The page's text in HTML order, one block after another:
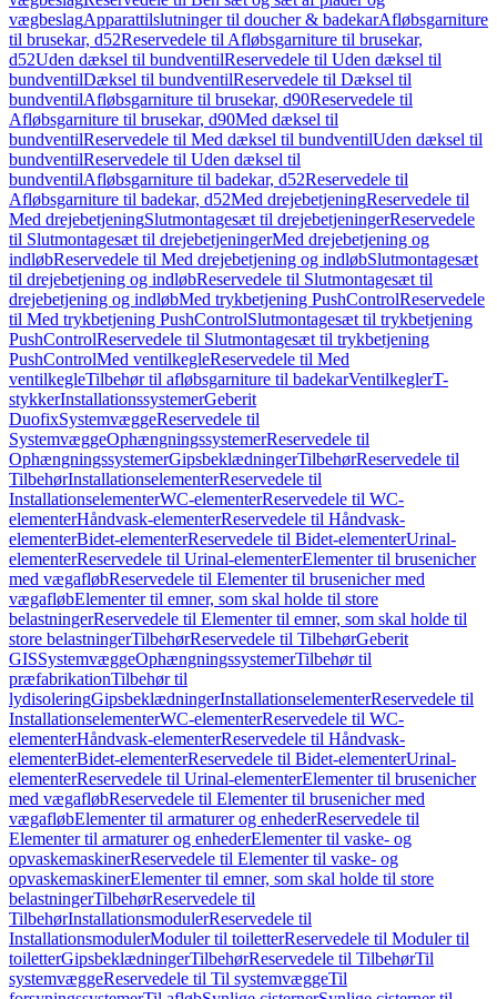
vægbeslagApparattilslutninger til doucher & badekarAfløbsgarniture
til brusekar, d52Reservedele til Afløbsgarniture til brusekar,
d52Uden dæksel til bundventilReservedele til Uden dæksel til
bundventilDæksel til bundventilReservedele til Dæksel til
bundventilAfløbsgarniture til brusekar, d90Reservedele til
Afløbsgarniture til brusekar, d90Med dæksel til
bundventilReservedele til Med dæksel til bundventilUden dæksel til
bundventilReservedele til Uden dæksel til
bundventilAfløbsgarniture til badekar, d52Reservedele til
Afløbsgarniture til badekar, d52Med drejebetjeningReservedele til
Med drejebetjeningSlutmontagesæt til drejebetjeningerReservedele
til Slutmontagesæt til drejebetjeningerMed drejebetjening og
indløbReservedele til Med drejebetjening og indløbSlutmontagesæt
til drejebetjening og indløbReservedele til Slutmontagesæt til
drejebetjening og indløbMed trykbetjening PushControlReservedele
til Med trykbetjening PushControlSlutmontagesæt til trykbetjening
PushControlReservedele til Slutmontagesæt til trykbetjening
PushControlMed ventilkegleReservedele til Med
ventilkegleTilbehør til afløbsgarniture til badekarVentilkeglerT-
stykkerInstallationssystemerGeberit
DuofixSystemvæggeReservedele til
SystemvæggeOphængningssystemerReservedele til
OphængningssystemerGipsbeklædningerTilbehørReservedele til
TilbehørInstallationselementerReservedele til
InstallationselementerWC-elementerReservedele til WC-
elementerHåndvask-elementerReservedele til Håndvask-
elementerBidet-elementerReservedele til Bidet-elementerUrinal-
elementerReservedele til Urinal-elementerElementer til brusenicher
med vægafløbReservedele til Elementer til brusenicher med
vægafløbElementer til emner, som skal holde til store
belastningerReservedele til Elementer til emner, som skal holde til
store belastningerTilbehørReservedele til TilbehørGeberit
GISSystemvæggeOphængningssystemerTilbehør til
præfabrikationTilbehør til
lydisoleringGipsbeklædningerInstallationselementerReservedele til
InstallationselementerWC-elementerReservedele til WC-
elementerHåndvask-elementerReservedele til Håndvask-
elementerBidet-elementerReservedele til Bidet-elementerUrinal-
elementerReservedele til Urinal-elementerElementer til brusenicher
med vægafløbReservedele til Elementer til brusenicher med
vægafløbElementer til armaturer og enhederReservedele til
Elementer til armaturer og enhederElementer til vaske- og
opvaskemaskinerReservedele til Elementer til vaske- og
opvaskemaskinerElementer til emner, som skal holde til store
belastningerTilbehørReservedele til
TilbehørInstallationsmodulerReservedele til
InstallationsmodulerModuler til toiletterReservedele til Moduler til
toiletterGipsbeklædningerTilbehørReservedele til TilbehørTil
systemvæggeReservedele til Til systemvæggeTil